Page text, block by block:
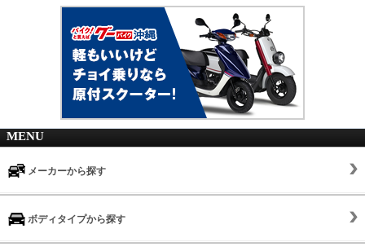
MENU
メーカーから探す
ボディタイプから探す